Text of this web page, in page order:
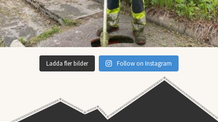
Ladda fler bilder Follow on Instagram